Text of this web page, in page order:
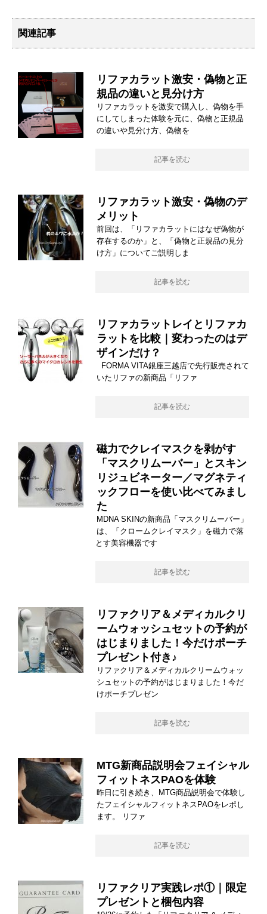
関連記事
リファカラット激安・偽物と正
規品の違いと見分け方
リファカラットを激安で購入し、偽物を手
にしてしまった体験を元に、偽物と正規品
の違いや見分け方、偽物を
記事を読む
リファカラット激安・偽物のデ
メリット
前回は、「リファカラットにはなぜ偽物が
存在するのか」と、「偽物と正規品の見分
け方」についてご説明しま
記事を読む
リファカラットレイとリファカ
ラットを比較｜変わったのはデ
ザインだけ？
FORMA VITA銀座三越店で先行販売されて
いたリファの新商品「リファ
記事を読む
磁力でクレイマスクを剥がす
「マスクリムーバー」とスキン
リジュビネーター／マグネティ
ックフローを使い比べてみまし
た
MDNA SKINの新商品「マスクリムーバー」
は、「クロームクレイマスク」を磁力で落
とす美容機器です
記事を読む
リファクリア＆メディカルクリ
ームウォッシュセットの予約が
はじまりました！今だけポーチ
プレゼント付き♪
リファクリア＆メディカルクリームウォッ
シュセットの予約がはじまりました！今だ
けポーチプレゼン
記事を読む
MTG新商品説明会フェイシャル
フィットネスPAOを体験
昨日に引き続き、MTG商品説明会で体験し
たフェイシャルフィットネスPAOをレポし
ます。 リファ
記事を読む
リファクリア実践レポ①｜限定
プレゼントと梱包内容